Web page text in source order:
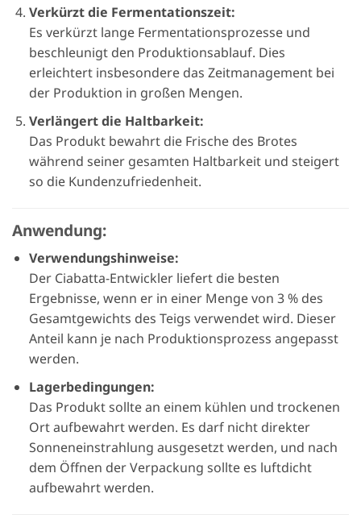
Verkürzt die Fermentationszeit:
Es verkürzt lange Fermentationsprozesse und
beschleunigt den Produktionsablauf. Dies
erleichtert insbesondere das Zeitmanagement bei
der Produktion in großen Mengen.
Verlängert die Haltbarkeit:
Das Produkt bewahrt die Frische des Brotes
während seiner gesamten Haltbarkeit und steigert
so die Kundenzufriedenheit.
Anwendung:
Verwendungshinweise:
Der Ciabatta-Entwickler liefert die besten
Ergebnisse, wenn er in einer Menge von 3 % des
Gesamtgewichts des Teigs verwendet wird. Dieser
Anteil kann je nach Produktionsprozess angepasst
werden.
Lagerbedingungen:
Das Produkt sollte an einem kühlen und trockenen
Ort aufbewahrt werden. Es darf nicht direkter
Sonneneinstrahlung ausgesetzt werden, und nach
dem Öffnen der Verpackung sollte es luftdicht
aufbewahrt werden.